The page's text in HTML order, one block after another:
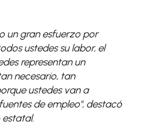
un gran esfuerzo por
ustedes su labor, el
representan un
necesario, tan
ustedes van a
de empleo", destacó
estatal.